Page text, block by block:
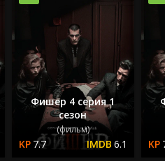
Фишер 4 серия 1
сезон
(фильм)
7.7 6.1